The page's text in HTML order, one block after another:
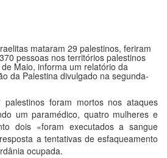
mataram 29 palestinos, feriram
pessoas nos territórios palestinos
Maio, informa um relatório da
da Palestina divulgado na segunda-
foram mortos nos ataques
um paramédico, quatro mulheres e
dois «foram executados a sangue
a tentativas de esfaqueamento
ocupada.